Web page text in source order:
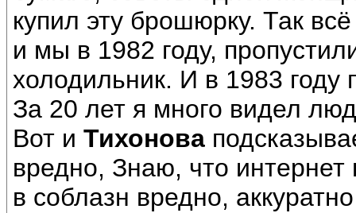
купил эту брошюрку. Так
и мы в 1982 году,
холодильник. И в 1983
За 20 лет я много видел
Вот и Тихонова
вредно, Знаю, что
в соблазн вредно,